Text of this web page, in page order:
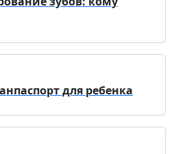
для ребенка